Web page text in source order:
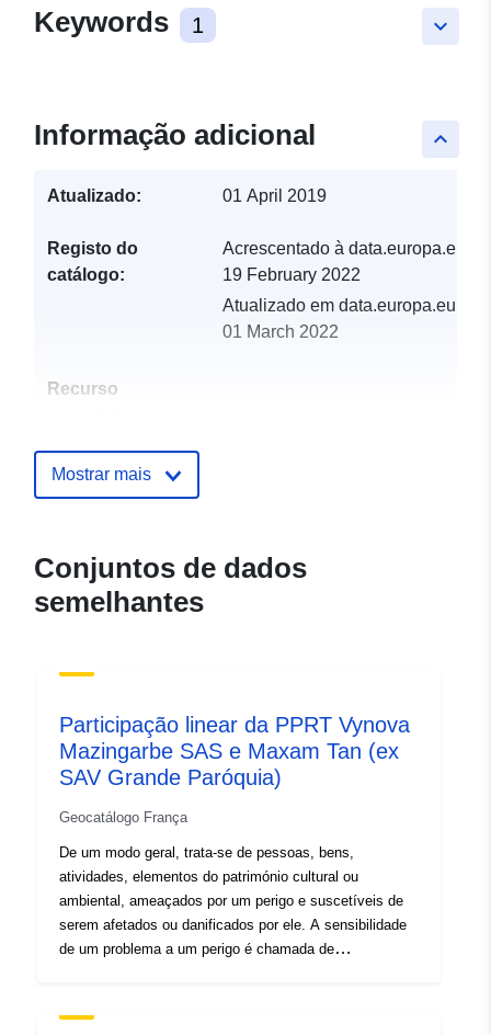
keyboard_arrow_down
Keywords 1
keyboard_arrow_up
Informação adicional
Atualizado: 01 April 2019
Registo do
catálogo:
Acrescentado à data.europa.eu:
19 February 2022
Atualizado em data.europa.eu:
01 March 2022
Recurso
Identificadores:
cad7-45b8-a367-
Tipo:
Recurso:
http://inspire.ec.europa.eu/
Mostrar mais
Conjuntos de dados
semelhantes
Participação linear da PPRT Vynova
Mazingarbe SAS e Maxam Tan (ex
SAV Grande Paróquia)
Geocatálogo França
De um modo geral, trata-se de pessoas, bens,
atividades, elementos do património cultural ou
ambiental, ameaçados por um perigo e suscetíveis de
serem afetados ou danificados por ele. A sensibilidade
de um problema a um perigo é chamada de
um objeto datado cuja consideração depende do